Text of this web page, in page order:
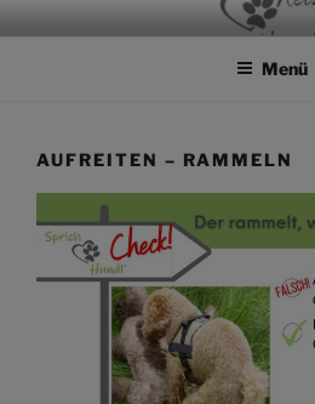
Inhalt
Menü
AUFREITEN – RAMMELN